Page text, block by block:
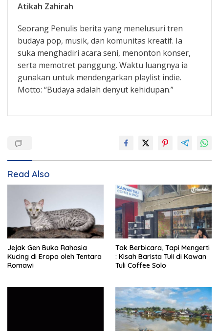
Atikah Zahirah
Seorang Penulis berita yang menelusuri tren
budaya pop, musik, dan komunitas kreatif. Ia
suka menghadiri acara seni, menonton konser,
serta memotret panggung. Waktu luangnya ia
gunakan untuk mendengarkan playlist indie.
Motto: “Budaya adalah denyut kehidupan.”
Read Also
Jejak Gen Buka Rahasia
Kucing di Eropa oleh Tentara
Romawi
Tak Berbicara, Tapi Mengerti
: Kisah Barista Tuli di Kawan
Tuli Coffee Solo